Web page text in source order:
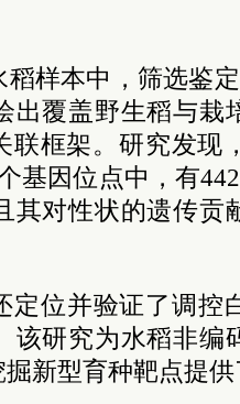
样本中，筛选鉴
出覆盖野生稻与栽
联框架。研究发现
基因位点中，有
其对性状的遗传贡
定位并验证了调控
该研究为水稻非编
新型育种靶点提